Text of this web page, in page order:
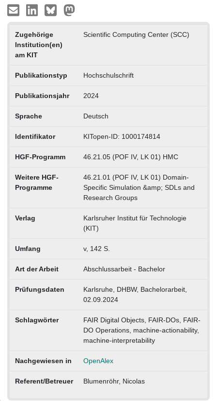
Zugehörige
Institution(en)
am KIT
Scientific Computing Center (SCC)
Publikationstyp Hochschulschrift
Publikationsjahr 2024
Sprache Deutsch
Identifikator KITopen-ID: 1000174814
HGF-Programm 46.21.05 (POF IV, LK 01) HMC
Weitere HGF-
Programme
46.21.01 (POF IV, LK 01) Domain-
Specific Simulation &amp; SDLs and
Research Groups
Verlag
Karlsruher Institut für Technologie
(KIT)
Umfang v, 142 S.
Art der Arbeit Abschlussarbeit - Bachelor
Prüfungsdaten
Karlsruhe, DHBW, Bachelorarbeit,
02.09.2024
Schlagwörter
FAIR Digital Objects, FAIR-DOs, FAIR-
DO Operations, machine-actionability,
machine-interpretability
Nachgewiesen in OpenAlex
Referent/Betreuer Blumenröhr, Nicolas